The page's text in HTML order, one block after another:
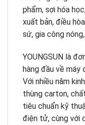
phẩm, sợi hóa
xuất bản, điều
sứ, gia công nóng,
YOUNGSUN là
hàng đầu về máy
Với nhiều năm
thùng carton,
tiêu chuẩn kỹ
điện tử, cùng với